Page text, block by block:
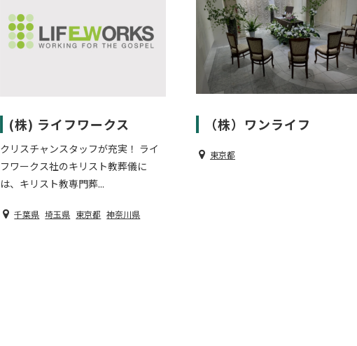
(株) ライフワークス
クリスチャンスタッフが充実！ ライ
フワークス社のキリスト教葬儀に
は、キリスト教専門葬...
千葉県 埼玉県 東京都 神奈川県
（株）ワンライフ
東京都